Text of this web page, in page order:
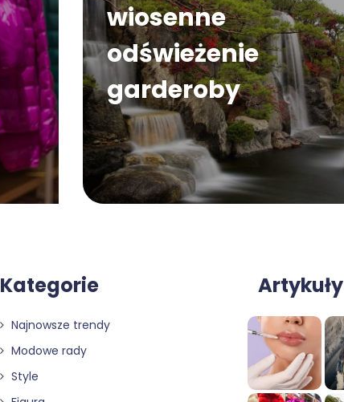
wiosenne
odświeżenie
garderoby
Kategorie
Najnowsze trendy
Modowe rady
Style
Artykuły